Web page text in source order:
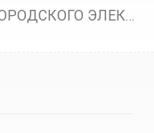
САНКТ-ПЕТЕРБУРГСКОЕ ГУП ГОРОДСКОГО ЭЛЕКТРИЧЕСКОГО ТРАНСПОРТА